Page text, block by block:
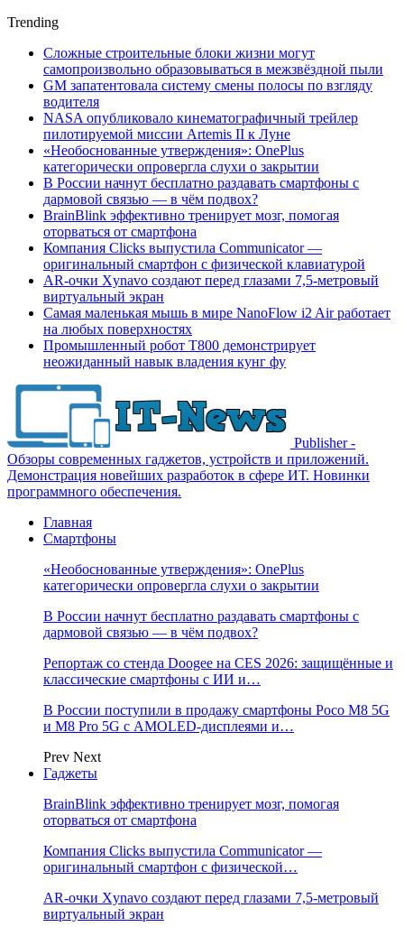
Trending
Сложные строительные блоки жизни могут
самопроизвольно образовываться в межзвёздной пыли
GM запатентовала систему смены полосы по взгляду
водителя
NASA опубликовало кинематографичный трейлер
пилотируемой миссии Artemis II к Луне
«Необоснованные утверждения»: OnePlus
категорически опровергла слухи о закрытии
В России начнут бесплатно раздавать смартфоны с
дармовой связью — в чём подвох?
BrainBlink эффективно тренирует мозг, помогая
оторваться от смартфона
Компания Clicks выпустила Communicator —
оригинальный смартфон с физической клавиатурой
AR-очки Xynavo создают перед глазами 7,5-метровый
виртуальный экран
Самая маленькая мышь в мире NanoFlow i2 Air работает
на любых поверхностях
Промышленный робот Т800 демонстрирует
неожиданный навык владения кунг фу
Publisher -
Обзоры современных гаджетов, устройств и приложений.
Демонстрация новейших разработок в сфере ИТ. Новинки
программного обеспечения.
Главная
Смартфоны
«Необоснованные утверждения»: OnePlus
категорически опровергла слухи о закрытии
В России начнут бесплатно раздавать смартфоны с
дармовой связью — в чём подвох?
Репортаж со стенда Doogee на CES 2026: защищённые и
классические смартфоны с ИИ и…
В России поступили в продажу смартфоны Poco M8 5G
и M8 Pro 5G с AMOLED-дисплеями и…
Prev Next
Гаджеты
BrainBlink эффективно тренирует мозг, помогая
оторваться от смартфона
Компания Clicks выпустила Communicator —
оригинальный смартфон с физической…
AR-очки Xynavo создают перед глазами 7,5-метровый
виртуальный экран